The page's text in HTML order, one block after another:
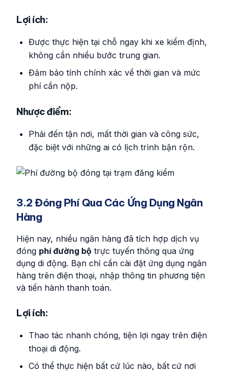
Lợi ích:
Được thực hiện tại chỗ ngay khi xe kiểm định,
không cần nhiều bước trung gian.
Đảm bảo tính chính xác về thời gian và mức
phí cần nộp.
Nhược điểm:
Phải đến tận nơi, mất thời gian và công sức,
đặc biệt với những ai có lịch trình bận rộn.
3.2 Đóng Phí Qua Các Ứng Dụng Ngân
Hàng
Hiện nay, nhiều ngân hàng đã tích hợp dịch vụ
đóng phí đường bộ trực tuyến thông qua ứng
dụng di động. Bạn chỉ cần cài đặt ứng dụng ngân
hàng trên điện thoại, nhập thông tin phương tiện
và tiến hành thanh toán.
Lợi ích:
Thao tác nhanh chóng, tiện lợi ngay trên điện
thoại di động.
Có thể thực hiện bất cứ lúc nào, bất cứ nơi